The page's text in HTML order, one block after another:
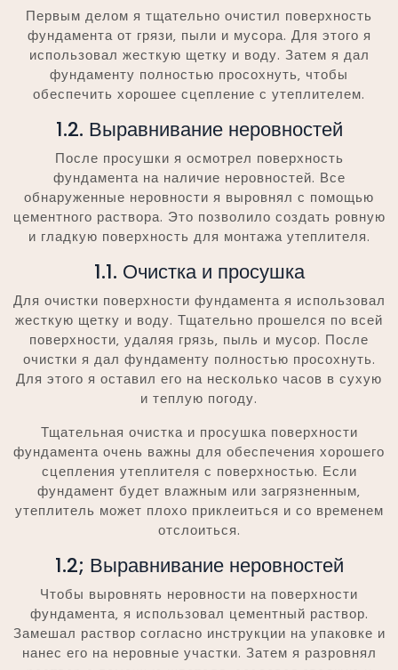
Первым делом я тщательно очистил поверхность
фундамента от грязи‚ пыли и мусора. Для этого я
использовал жесткую щетку и воду. Затем я дал
фундаменту полностью просохнуть‚ чтобы
обеспечить хорошее сцепление с утеплителем.
1.2. Выравнивание неровностей
После просушки я осмотрел поверхность
фундамента на наличие неровностей. Все
обнаруженные неровности я выровнял с помощью
цементного раствора. Это позволило создать ровную
и гладкую поверхность для монтажа утеплителя.
1.1. Очистка и просушка
Для очистки поверхности фундамента я использовал
жесткую щетку и воду. Тщательно прошелся по всей
поверхности‚ удаляя грязь‚ пыль и мусор. После
очистки я дал фундаменту полностью просохнуть.
Для этого я оставил его на несколько часов в сухую
и теплую погоду.
Тщательная очистка и просушка поверхности
фундамента очень важны для обеспечения хорошего
сцепления утеплителя с поверхностью. Если
фундамент будет влажным или загрязненным‚
утеплитель может плохо приклеиться и со временем
отслоиться.
1.2; Выравнивание неровностей
Чтобы выровнять неровности на поверхности
фундамента‚ я использовал цементный раствор.
Замешал раствор согласно инструкции на упаковке и
нанес его на неровные участки. Затем я разровнял